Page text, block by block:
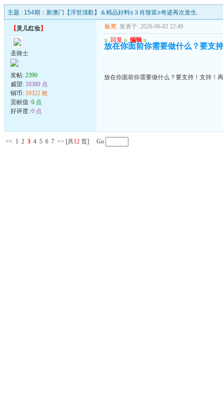
主题 : 154期：新澳门【浮世清歡】＆精品好料≤３肖致富≥奇迹再次发生.
【灵儿红妆】
圣骑士
发帖: 2390
威望: 20380 点
铜币: 10322 枚
贡献值: 0 点
好评度: 0 点
板凳 发表于: 2026-06-02 22:49
u 回复 u 编辑 u
放在你面前你需要做什么？要支
放在你面前你需要做什么？要支持！支持！
<< 1 2 3 4 5 6 7 >> [共12 页] Go